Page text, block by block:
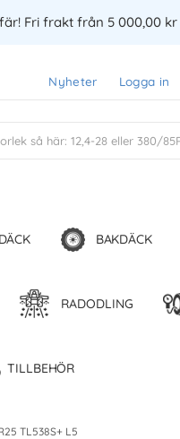
Fri frakt från 5 000,00
Nyheter Logga in
BAKDÄCK
RADODLING
TILLBEHÖR
TL538S+ L5